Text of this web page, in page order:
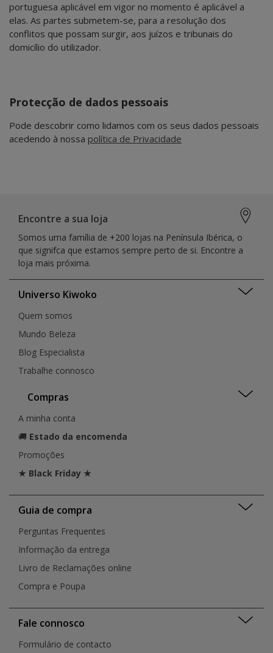
portuguesa aplicável em vigor no momento é aplicável a
elas. As partes submetem-se, para a resolução dos
conflitos que possam surgir, aos juízos e tribunais do
domicílio do utilizador.
Protecção de dados pessoais
Pode descobrir como lidamos com os seus dados pessoais
acedendo à nossa política de Privacidade
Encontre a sua loja
Somos uma família de +200 lojas na Península Ibérica, o
que signifca que estamos sempre perto de si. Encontre a
loja mais próxima.
Universo Kiwoko
Quem somos
Mundo Beleza
Blog Especialista
Trabalhe connosco
Compras
A minha conta
🚚 Estado da encomenda
Promoções
★ Black Friday ★
Guia de compra
Perguntas Frequentes
Informação da entrega
Livro de Reclamações online
Compra e Poupa
Fale connosco
Formulário de contacto